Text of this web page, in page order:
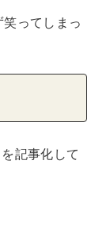
ってしまっ
記事化して